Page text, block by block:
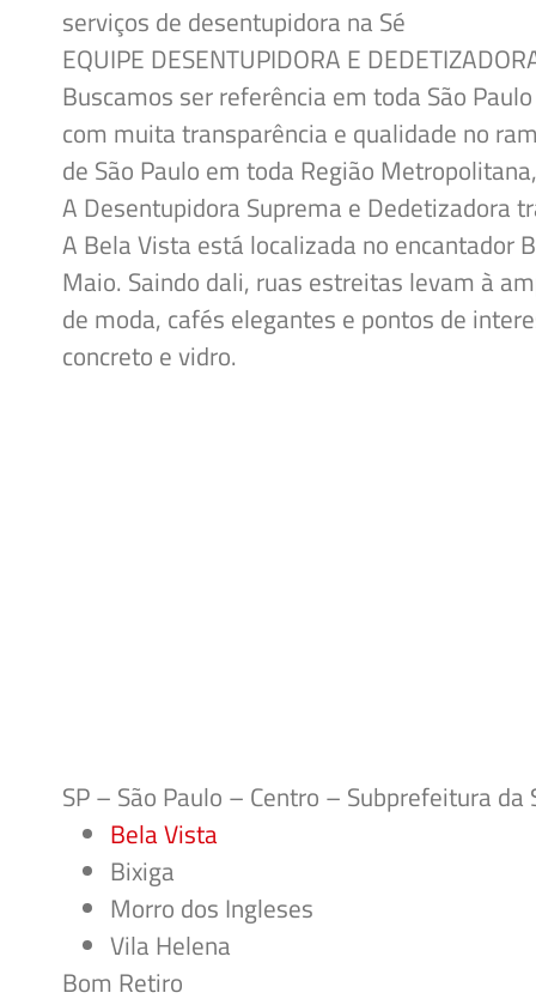
serviços de desentupidora na Sé
EQUIPE DESENTUPIDORA E
Buscamos ser referência em toda São
com muita transparência e qualidade no
de São Paulo em toda Região
A Desentupidora Suprema e Dedetizadora
A Bela Vista está localizada no encantador
Maio. Saindo dali, ruas estreitas levam à
de moda, cafés elegantes e pontos de
concreto e vidro.
SP – São Paulo – Centro – Subprefeitura da
Bela Vista
Bixiga
Morro dos Ingleses
Vila Helena
Bom Retiro